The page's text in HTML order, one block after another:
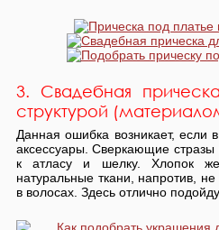
3. Свадебная
структурой
Данная ошибка возникает, если
аксессуары. Сверкающие стразы
к атласу и шелку. Хлопок
натуральные ткани, напротив,
в волосах. Здесь отлично